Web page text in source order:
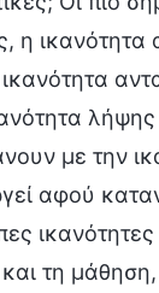
η
με την
αφού
ικανότητες
τη